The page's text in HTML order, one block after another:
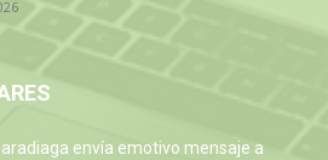
envía emotivo mensaje a